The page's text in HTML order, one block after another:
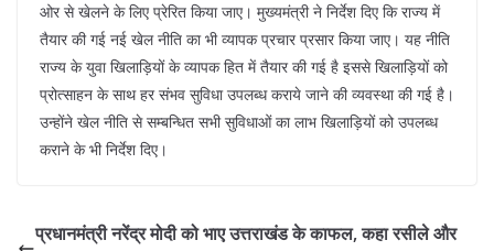
ओर से खेलने के लिए प्रेरित किया जाए। मुख्यमंत्री ने निर्देश दिए कि राज्य में
तैयार की गई नई खेल नीति का भी व्यापक प्रचार प्रसार किया जाए। यह नीति
राज्य के युवा खिलाड़ियों के व्यापक हित में तैयार की गई है इससे खिलाड़ियों को
प्रोत्साहन के साथ हर संभव सुविधा उपलब्ध कराये जाने की व्यवस्था की गई है।
उन्होंने खेल नीति से सम्बन्धित सभी सुविधाओं का लाभ खिलाड़ियों को उपलब्ध
कराने के भी निर्देश दिए।
प्रधानमंत्री नरेंद्र मोदी को भाए उत्तराखंड के काफल, कहा रसीले और